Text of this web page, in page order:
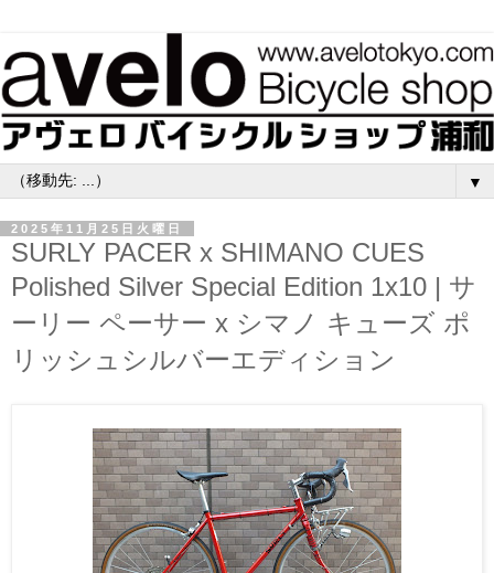
▼
2025年11月25日火曜日
SURLY PACER x SHIMANO CUES
Polished Silver Special Edition 1x10 | サ
ーリー ペーサー x シマノ キューズ ポ
リッシュシルバーエディション